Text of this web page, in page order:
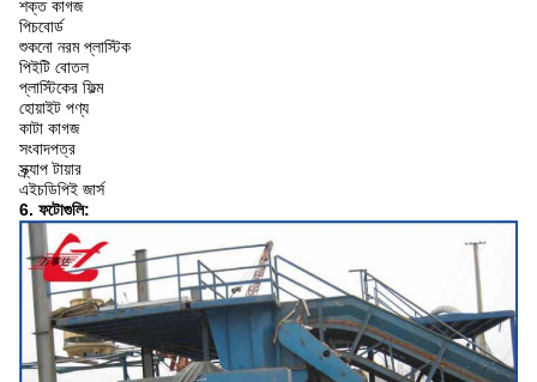
শক্ত কাগজ
পিচবোর্ড
শুকনো নরম প্লাস্টিক
পিইটি বোতল
প্লাস্টিকের ফিল্ম
হোয়াইট পণ্য
কাটা কাগজ
সংবাদপত্র
স্ক্র্যাপ টায়ার
এইচডিপিই জার্স
6. ফটোগুলি: